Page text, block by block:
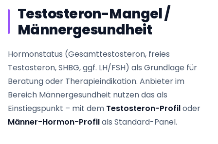
Testosteron-Mangel /
Männergesundheit
Hormonstatus (Gesamttestosteron, freies
Testosteron, SHBG, ggf. LH/FSH) als Grundlage für
Beratung oder Therapieindikation. Anbieter im
Bereich Männergesundheit nutzen das als
Einstiegspunkt – mit dem Testosteron-Profiloder
Männer-Hormon-Profilals Standard-Panel.